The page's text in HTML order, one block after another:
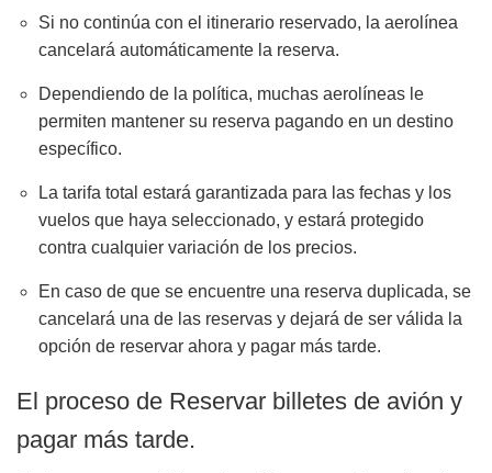
Si no continúa con el itinerario reservado, la aerolínea
cancelará automáticamente la reserva.
Dependiendo de la política, muchas aerolíneas le
permiten mantener su reserva pagando en un destino
específico.
La tarifa total estará garantizada para las fechas y los
vuelos que haya seleccionado, y estará protegido
contra cualquier variación de los precios.
En caso de que se encuentre una reserva duplicada, se
cancelará una de las reservas y dejará de ser válida la
opción de reservar ahora y pagar más tarde.
El proceso de Reservar billetes de avión y
pagar más tarde.